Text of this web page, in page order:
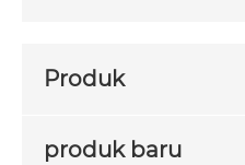
Produk
produk baru